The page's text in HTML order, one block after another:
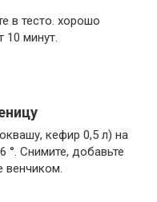
в тесто. хорошо
10 минут.
кефир 0,5 л) на
Снимите, добавьте
венчиком.